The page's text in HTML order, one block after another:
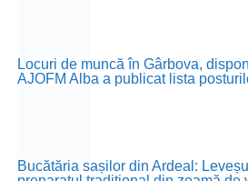
Locuri de muncă în Gârbova,
AJOFM Alba a publicat lista
Bucătăria sașilor din Ardeal: